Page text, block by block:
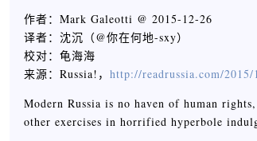
作者：Mark Galeotti @ 2015-12-26
译者：沈沉（@你在何地-sxy）
校对：龟海海
来源：Russia!， http://readrussia.com/
Modern Russia is no haven of human
other exercises in horrified hyperbole